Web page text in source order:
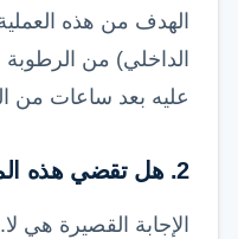
الهدف من هذه
الداخلي) من
عليه بعد ساعات من
2. هل تقضي هذه الميزة على الغبار والتراب؟
الإجابة القصيرة هي